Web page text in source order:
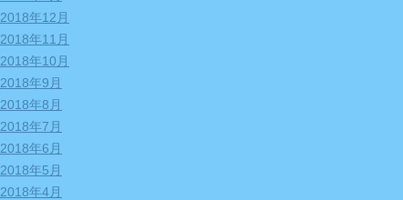
2018年12月
2018年11月
2018年10月
2018年9月
2018年8月
2018年7月
2018年6月
2018年5月
2018年4月